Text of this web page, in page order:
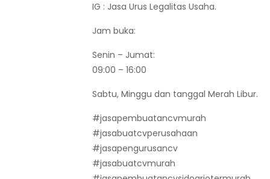
IG : Jasa Urus Legalitas Usaha.
Jam buka:
Senin – Jumat:
09:00 – 16:00
Sabtu, Minggu dan tanggal Merah Libur.
#jasapembuatancvmurah
#jasabuatcvperusahaan
#jasapengurusancv
#jasabuatcvmurah